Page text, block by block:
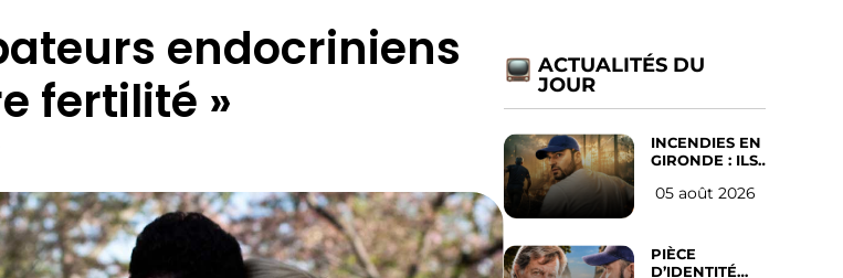
endocriniens
fertilité »
ACTUALITÉS DU
JOUR
INCENDIES EN
GIRONDE : ILS
D’ABANDONNER
05 août 2026
PIÈCE
D’IDENTITÉ